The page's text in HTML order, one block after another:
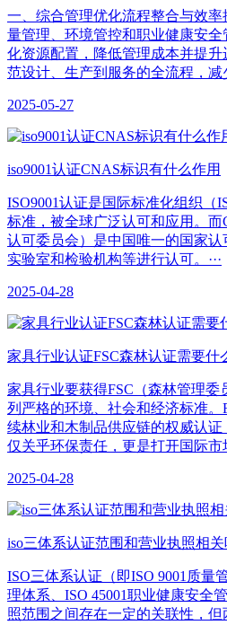
一、综合管理优化‌流程整合与效
量管理、环境管控和职业健康安
化资源配置，降低管理成本并提
范设计、生产到服务的全流程，减
2025-05-27
iso9001认证CNAS标识有什么作用
ISO9001认证是国际标准化组织（
标准，被全球广泛认可和应用。
认可委员会）是中国唯一的国家认
实验室和检验机构等进行认可。···
2025-04-28
家具行业认证FSC森林认证需要什
家具行业要获得FSC（森林管理委
列严格的环境、社会和经济标准
续林业和木制品供应链的权威认
仅关乎环保责任，更是打开国际市
2025-04-28
iso三体系认证范围和营业执照相关
ISO三体系认证（即ISO 9001质量
理体系、ISO 45001职业健康安全
照范围之间存在一定的关联性，